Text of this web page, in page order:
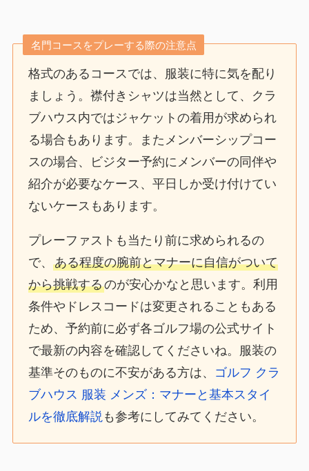
名門コースをプレーする際の注意点
格式のあるコースでは、服装に特に気を配り
ましょう。襟付きシャツは当然として、クラ
ブハウス内ではジャケットの着用が求められ
る場合もあります。またメンバーシップコー
スの場合、ビジター予約にメンバーの同伴や
紹介が必要なケース、平日しか受け付けてい
ないケースもあります。
プレーファストも当たり前に求められるの
で、ある程度の腕前とマナーに自信がついて
から挑戦するのが安心かなと思います。利用
条件やドレスコードは変更されることもある
ため、予約前に必ず各ゴルフ場の公式サイト
で最新の内容を確認してくださいね。服装の
基準そのものに不安がある方は、 ゴルフ クラ
ブハウス 服装 メンズ：マナーと基本スタイ
ルを徹底解説も参考にしてみてください。